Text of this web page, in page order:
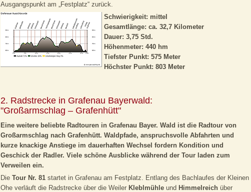
Ausgangspunkt am „Festplatz“ zurück.
Schwierigkeit: mittel
Gesamtlänge: ca. 32,7 Kilometer
Dauer: 3,75 Std.
Höhenmeter: 440 hm
Tiefster Punkt: 575 Meter
Höchster Punkt: 803 Meter
2. Radstrecke in Grafenau Bayerwald:
"Großarmschlag – Grafenhütt"
Eine weitere beliebte Radtouren in Grafenau Bayer. Wald ist die Radtour von
Großarmschlag nach Grafenhütt. Waldpfade, anspruchsvolle Abfahrten und
kurze knackige Anstiege im dauerhaften Wechsel fordern Kondition und
Geschick der Radler. Viele schöne Ausblicke während der Tour laden zum
Verweilen ein.
Die Tour Nr. 81 startet in Grafenau am Festplatz. Entlang des Bachlaufes der Kleinen
Ohe verläuft die Radstrecke über die Weiler Kleblmühle und Himmelreich über